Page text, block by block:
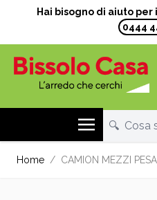
Hai bisogno di aiuto
0444
Home / CAMION MEZZI